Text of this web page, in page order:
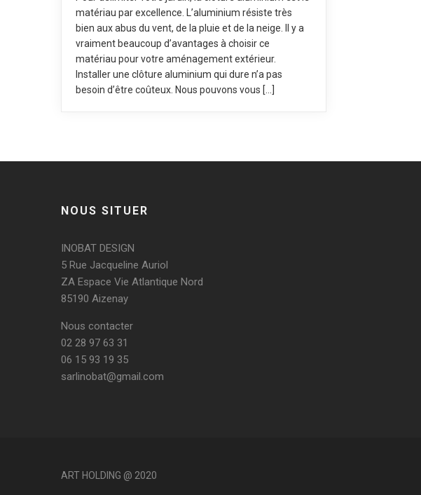
matériau par excellence. L’aluminium résiste très
bien aux abus du vent, de la pluie et de la neige. Il y a
vraiment beaucoup d’avantages à choisir ce
matériau pour votre aménagement extérieur.
Installer une clôture aluminium qui dure n’a pas
besoin d’être coûteux. Nous pouvons vous […]
NOUS SITUER
INOBAT DESIGN
5 Rue Jacqueline Auriol
ZA Espace Vie Atlantique Nord
85190 Aizenay
Nous contacter
02 28 97 63 31
06 15 93 19 35
sarlinobat@gmail.com
ART HOLDING @ 2020